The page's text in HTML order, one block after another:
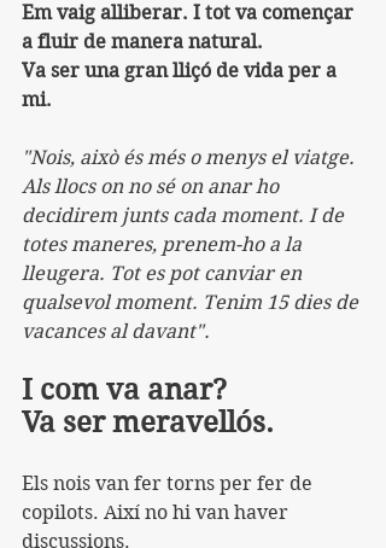
Em vaig alliberar. I tot va començar
a fluir de manera natural.
Va ser una gran lliçó de vida per a
mi.
"Nois, això és més o menys el viatge.
Als llocs on no sé on anar ho
decidirem junts cada moment. I de
totes maneres, prenem-ho a la
lleugera. Tot es pot canviar en
qualsevol moment. Tenim 15 dies de
vacances al davant".
I com va anar?
Va ser meravellós.
Els nois van fer torns per fer de
copilots. Així no hi van haver
discussions.